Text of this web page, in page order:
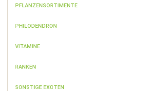
PFLANZENSORTIMENTE
PHILODENDRON
VITAMINE
RANKEN
SONSTIGE EXOTEN